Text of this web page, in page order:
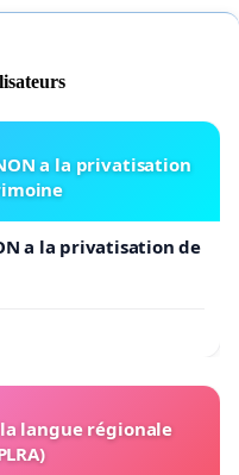
NON a la privatisation
a la privatisation de
langue régionale